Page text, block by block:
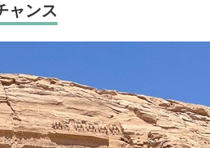
ャンス